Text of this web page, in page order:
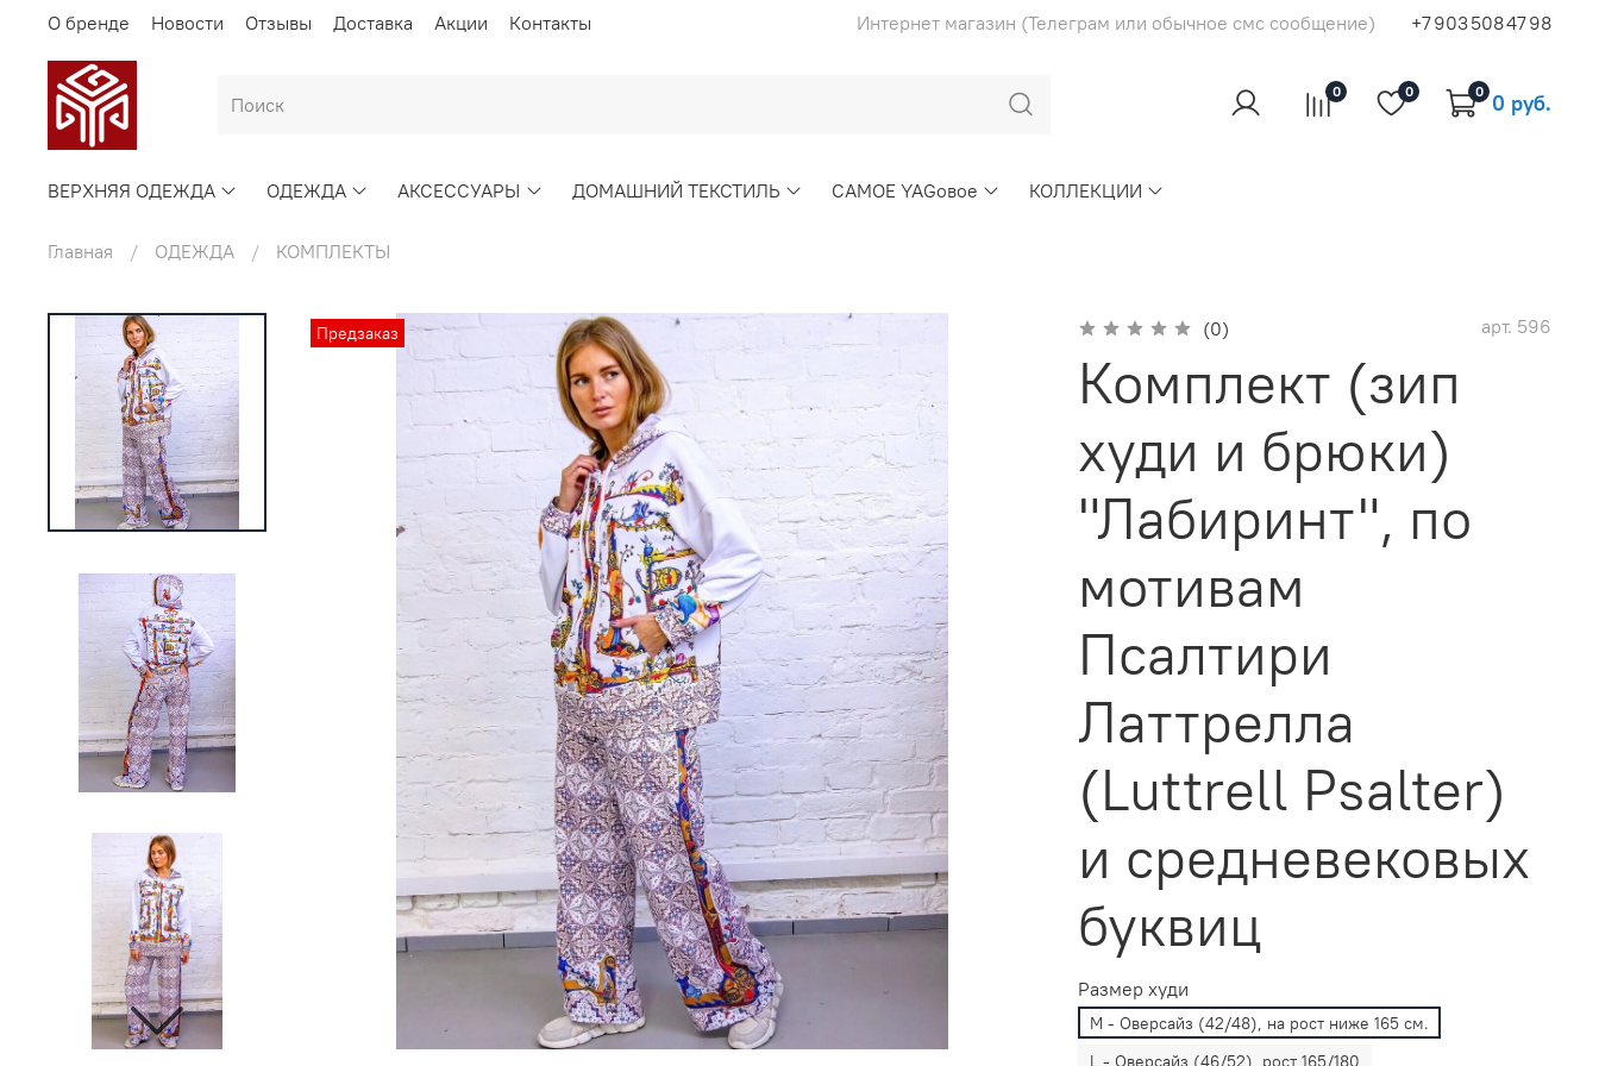
О бренде Новости Отзывы Доставка Акции Контакты Интернет магазин (Телеграм или обычное смс сообщение) +7 903 508 47 98
0 0 0 0 руб.
ВЕРХНЯЯ ОДЕЖДА ОДЕЖДА АКСЕССУАРЫ ДОМАШНИЙ ТЕКСТИЛЬ САМОЕ YAGовое КОЛЛЕКЦИИ
Главная ОДЕЖДА КОМПЛЕКТЫ
Предзаказ (0) арт. 596
Комплект (зип
худи и брюки)
"Лабиринт", по
мотивам
Псалтири
Латтрелла
(Luttrell Psalter)
и средневековых
буквиц
Размер худи
M - Оверсайз (42/48), на рост ниже 165 см.
L - Оверсайз (46/52), рост 165/180